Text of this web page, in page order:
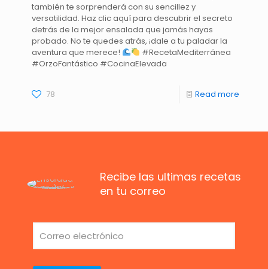
también te sorprenderá con su sencillez y
versatilidad. Haz clic aquí para descubrir el secreto
detrás de la mejor ensalada que jamás hayas
probado. No te quedes atrás, ¡dale a tu paladar la
aventura que merece!
#RecetaMediterránea
#OrzoFantástico #CocinaElevada
78 Read more
Recibe las ultimas recetas
en tu correo